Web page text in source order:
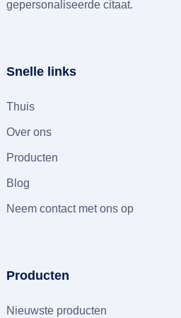
gepersonaliseerde citaat.
Snelle links
Thuis
Over ons
Producten
Blog
Neem contact met ons op
Producten
Nieuwste producten